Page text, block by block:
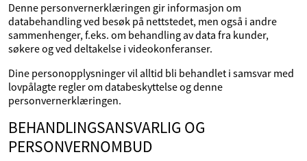
Denne personvernerklæringen gir informasjon om
databehandling ved besøk på nettstedet, men også i andre
sammenhenger, f.eks. om behandling av data fra kunder,
søkere og ved deltakelse i videokonferanser.
Dine personopplysninger vil alltid bli behandlet i samsvar med
lovpålagte regler om databeskyttelse og denne
personvernerklæringen.
BEHANDLINGSANSVARLIG OG
PERSONVERNOMBUD